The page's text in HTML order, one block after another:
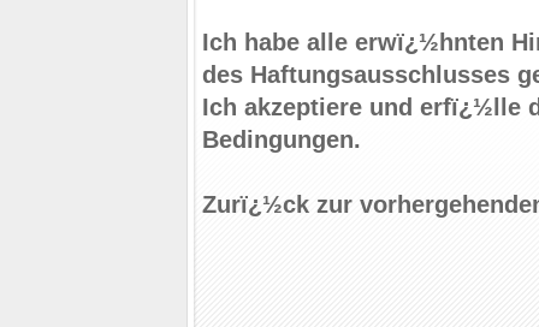
Ich habe alle erwï¿½hnten
des Haftungsausschlusses
Ich akzeptiere und erfï¿½lle
Bedingungen.
Zurï¿½ck zur